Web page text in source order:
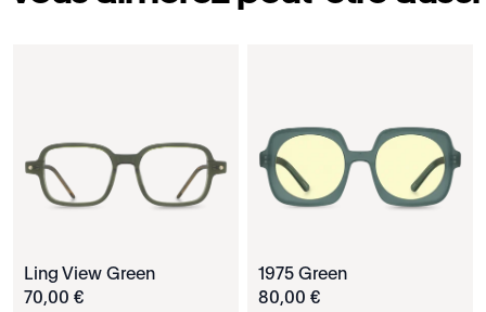
Ling View Green
70,00 €
1975 Green
80,00 €